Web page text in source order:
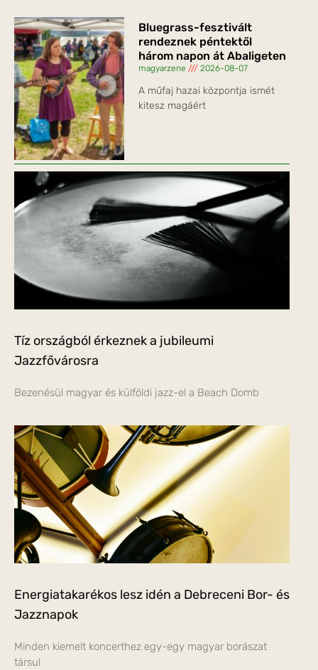
Bluegrass-fesztivált
rendeznek péntektől
három napon át Abaligeten
magyarzene 2026-08-07
A műfaj hazai központja ismét
kitesz magáért
Tíz országból érkeznek a jubileumi
Jazzfővárosra
Bezenésül magyar és külföldi jazz-el a Beach Domb
Energiatakarékos lesz idén a Debreceni Bor- és
Jazznapok
Minden kiemelt koncerthez egy-egy magyar borászat
társul